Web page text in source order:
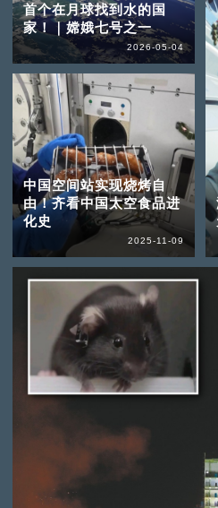
首个在月球找到水的国
家！｜嫦娥七号之一
2026-05-04
中国空间站实现烧烤自
由！齐看中国太空食品进
化史
2025-11-09